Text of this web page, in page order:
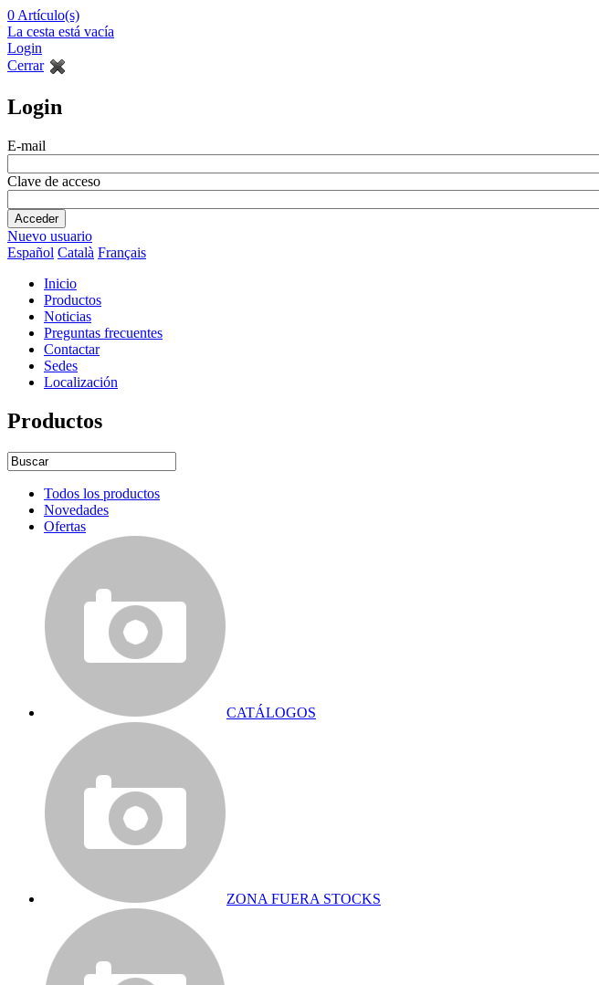
0 Artículo(s)
La cesta está vacía
Login
Cerrar
Login
E-mail
Clave de acceso
Nuevo usuario
Español Català Français
Inicio
Productos
Noticias
Preguntas frecuentes
Contactar
Sedes
Localización
Productos
Todos los productos
Novedades
Ofertas
CATÁLOGOS
ZONA FUERA STOCKS